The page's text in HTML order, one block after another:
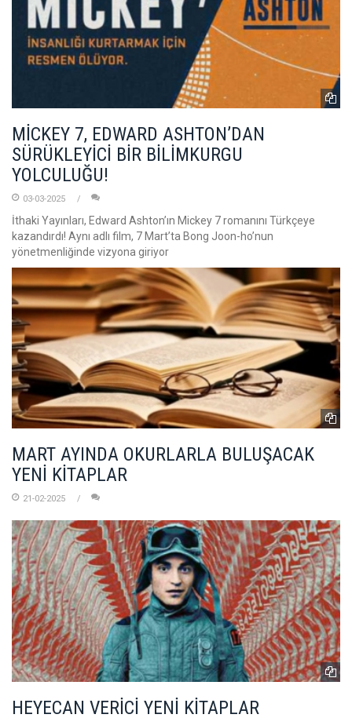
MİCKEY 7, EDWARD ASHTON’DAN
SÜRÜKLEYİCİ BİR BİLİMKURGU
YOLCULUĞU!
03-03-2025
İthaki Yayınları, Edward Ashton’ın Mickey 7 romanını Türkçeye
kazandırdı! Aynı adlı film, 7 Mart’ta Bong Joon-ho’nun
yönetmenliğinde vizyona giriyor
MART AYINDA OKURLARLA BULUŞACAK
YENİ KİTAPLAR
21-02-2025
HEYECAN VERİCİ YENİ KİTAPLAR